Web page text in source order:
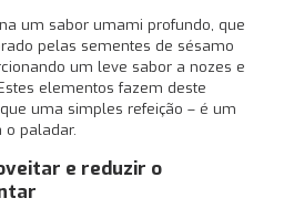
um sabor umami profundo, que
pelas sementes de sésamo
um leve sabor a nozes e
elementos fazem deste
uma simples refeição – é um
o paladar.
e reduzir o